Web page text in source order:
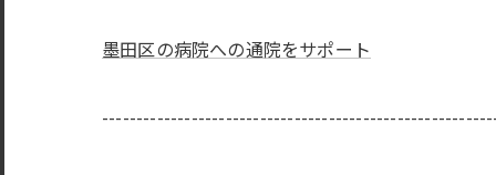
墨田区の病院への通院をサポート